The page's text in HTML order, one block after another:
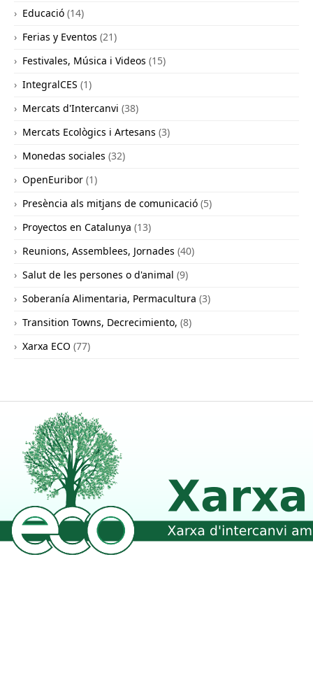
Educació (14)
Ferias y Eventos (21)
Festivales, Música i Videos (15)
IntegralCES (1)
Mercats d'Intercanvi (38)
Mercats Ecològics i Artesans (3)
Monedas sociales (32)
OpenEuribor (1)
Presència als mitjans de comunicació (5)
Proyectos en Catalunya (13)
Reunions, Assemblees, Jornades (40)
Salut de les persones o d'animal (9)
Soberanía Alimentaria, Permacultura (3)
Transition Towns, Decrecimiento, (8)
Xarxa ECO (77)